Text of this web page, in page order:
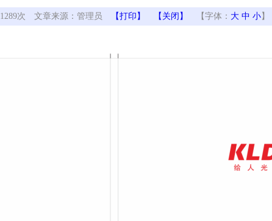
1289次 文章来源：管理员 【打印】 【关闭】 【字体： 大 中 小 】